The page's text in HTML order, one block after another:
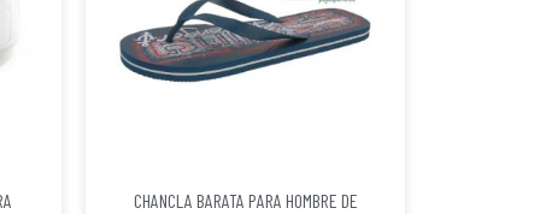
CHANCLA BARATA PARA HOMBRE DE